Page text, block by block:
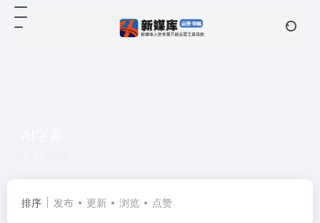
排序 发布 更新 浏览 点赞